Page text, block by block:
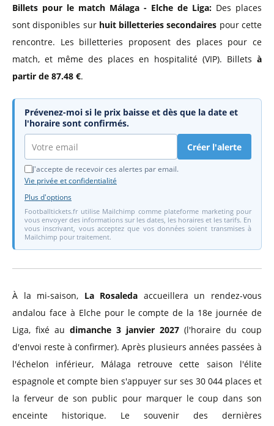
Billets pour le match Málaga - Elche de Liga: Des places
sont disponibles sur huit billetteries secondaires pour cette
rencontre. Les billetteries proposent des places pour ce
match, et même des places en hospitalité (VIP). Billets à
partir de 87.48 €.
Prévenez-moi si le prix baisse et dès que la date et
l'horaire sont confirmés.
Créer l'alerte
J'accepte de recevoir ces alertes par email.
Vie privée et confidentialité
Plus d'options
Footballtickets.fr utilise Mailchimp comme plateforme marketing pour
vous envoyer des informations sur les dates, les horaires et les tarifs. En
vous inscrivant, vous acceptez que vos données soient transmises à
Mailchimp pour traitement.
À la mi-saison, La Rosaleda accueillera un rendez-vous
andalou face à Elche pour le compte de la 18e journée de
Liga, fixé au dimanche 3 janvier 2027 (l'horaire du coup
d'envoi reste à confirmer). Après plusieurs années passées à
l'échelon inférieur, Málaga retrouve cette saison l'élite
espagnole et compte bien s'appuyer sur ses 30 044 places et
la ferveur de son public pour marquer le coup dans son
enceinte historique. Le souvenir des dernières